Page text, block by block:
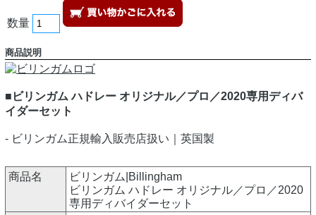
数量
商品説明
■ビリンガム ハドレー オリジナル／プロ／2020専用ディバ
イダーセット
- ビリンガム正規輸入販売店扱い｜英国製
商品名
ビリンガム|Billingham
ビリンガム ハドレー オリジナル／プロ／2020
専用ディバイダーセット